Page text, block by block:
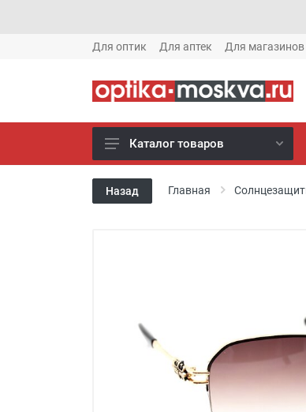
Для оптик Для аптек Для магазинов
Новое готовые очки (1621)
Новое солнце (1613)
Известные бренды (212)
Футляры и мешки (1412)
Красота и здоровье (353)
Атрибуты для оптики (59)
Каталог товаров
Назад Главная